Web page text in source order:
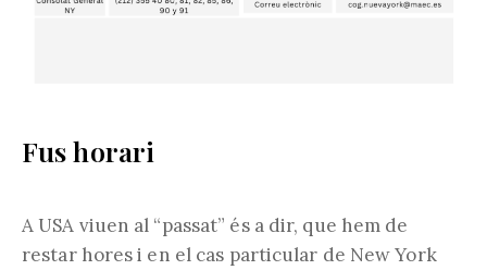
Fus horari
A USA viuen al “passat” és a dir, que hem de
restar hores i en el cas particular de New York